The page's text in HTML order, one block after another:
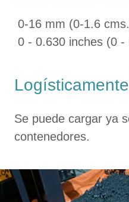
0-16 mm (0-1.6
0 - 0.630 inches (0 -
Se puede cargar ya
contenedores.